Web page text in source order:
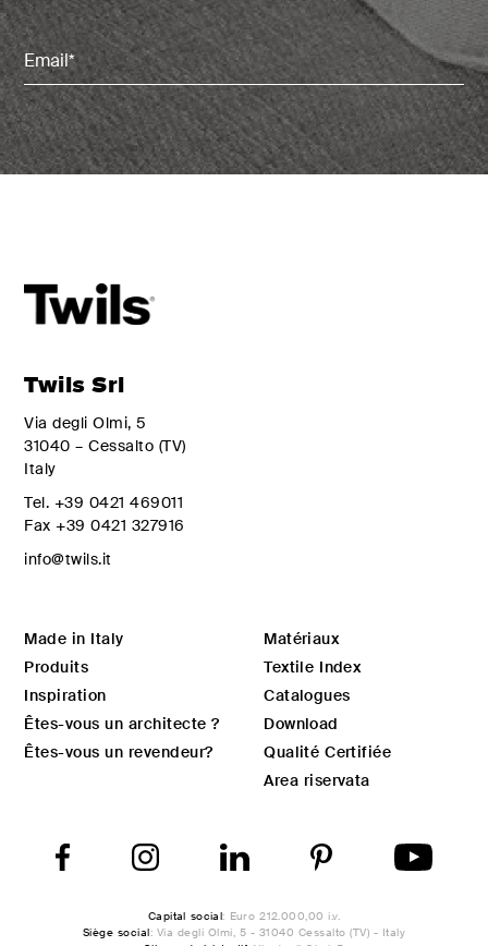
Email
(Nécessaire)
Twils Srl
Via degli Olmi, 5
31040 – Cessalto (TV)
Italy
Tel. +39 0421 469011
Fax +39 0421 327916
info@twils.it
Capital social: Euro 212.000,00 i.v.
Siège social: Via degli Olmi, 5 - 31040 Cessalto (TV) - Italy
Made in Italy
Produits
Inspiration
Êtes-vous un architecte ?
Êtes-vous un revendeur?
Matériaux
Textile Index
Catalogues
Download
Qualité Certifiée
Area riservata